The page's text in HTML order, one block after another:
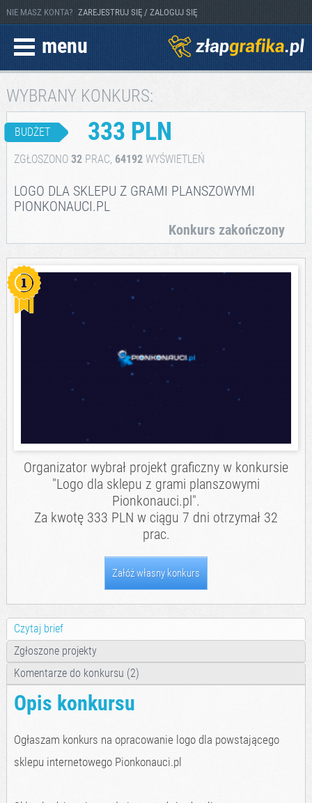
NIE MASZ KONTA? ZAREJESTRUJ SIĘ / ZALOGUJ SIĘ
menu
WYBRANY KONKURS:
BUDŻET 333 PLN
ZGŁOSZONO 32PRAC, 64192WYŚWIETLEŃ
LOGO DLA SKLEPU Z GRAMI PLANSZOWYMI
PIONKONAUCI.PL
Konkurs zakończony
Organizator wybrał projekt graficzny w konkursie
"Logo dla sklepu z grami planszowymi
Pionkonauci.pl".
Za kwotę 333 PLN w ciągu 7 dni otrzymał 32
prac.
Załóż własny konkurs
Czytaj brief
Zgłoszone projekty
Komentarze do konkursu (2)
Opis konkursu
Ogłaszam konkurs na opracowanie logo dla powstającego
sklepu internetowego Pionkonauci.pl